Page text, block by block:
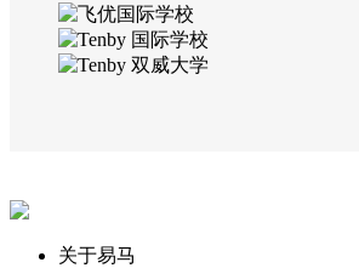
关于易马